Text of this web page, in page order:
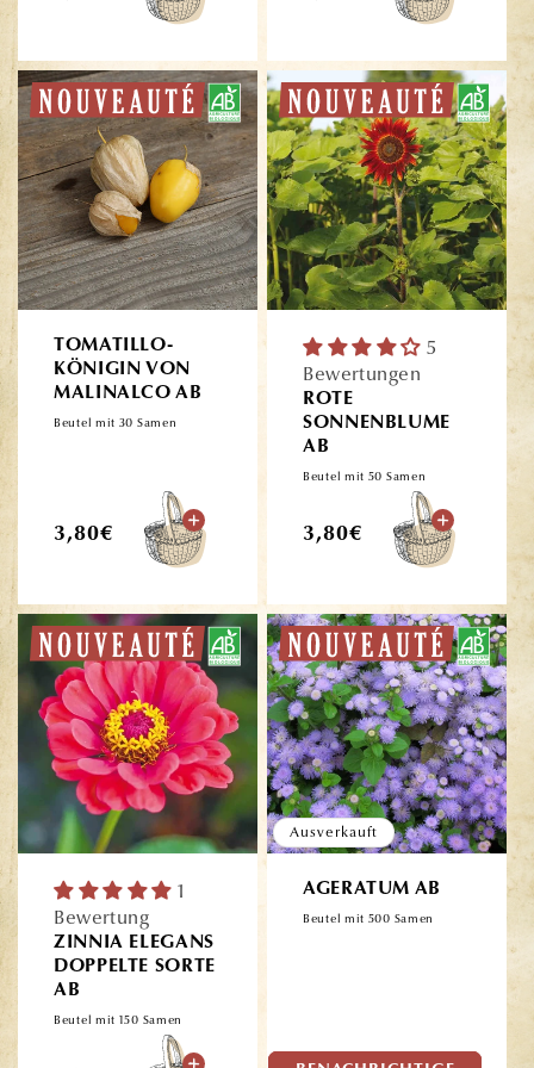
TOMATILLO-
KÖNIGIN VON
MALINALCO AB
Beutel mit 30 Samen
Normaler
3,80€
5
Bewertungen
ROTE
SONNENBLUME
AB
Beutel mit 50 Samen
Normaler
3,80€
1
Bewertung
ZINNIA ELEGANS
DOPPELTE SORTE
AB
Beutel mit 150 Samen
Ausverkauft
AGERATUM AB
Beutel mit 500 Samen